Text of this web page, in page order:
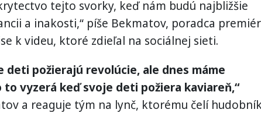
tejto svorky, keď nám budú najbližšie
a inakosti,“ píše Bekmatov, poradca
k videu, ktoré zdieľal na sociálnej sieti.
deti požierajú revolúcie, ale dnes máme
to vyzerá keď svoje deti požiera kaviareň,“
a reaguje tým na lynč, ktorému čelí